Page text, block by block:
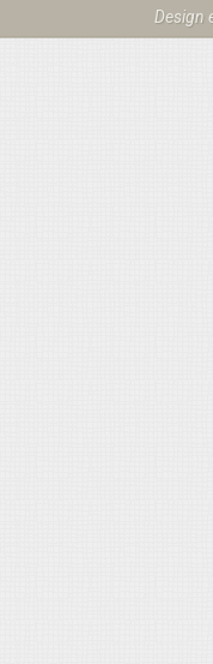
Design